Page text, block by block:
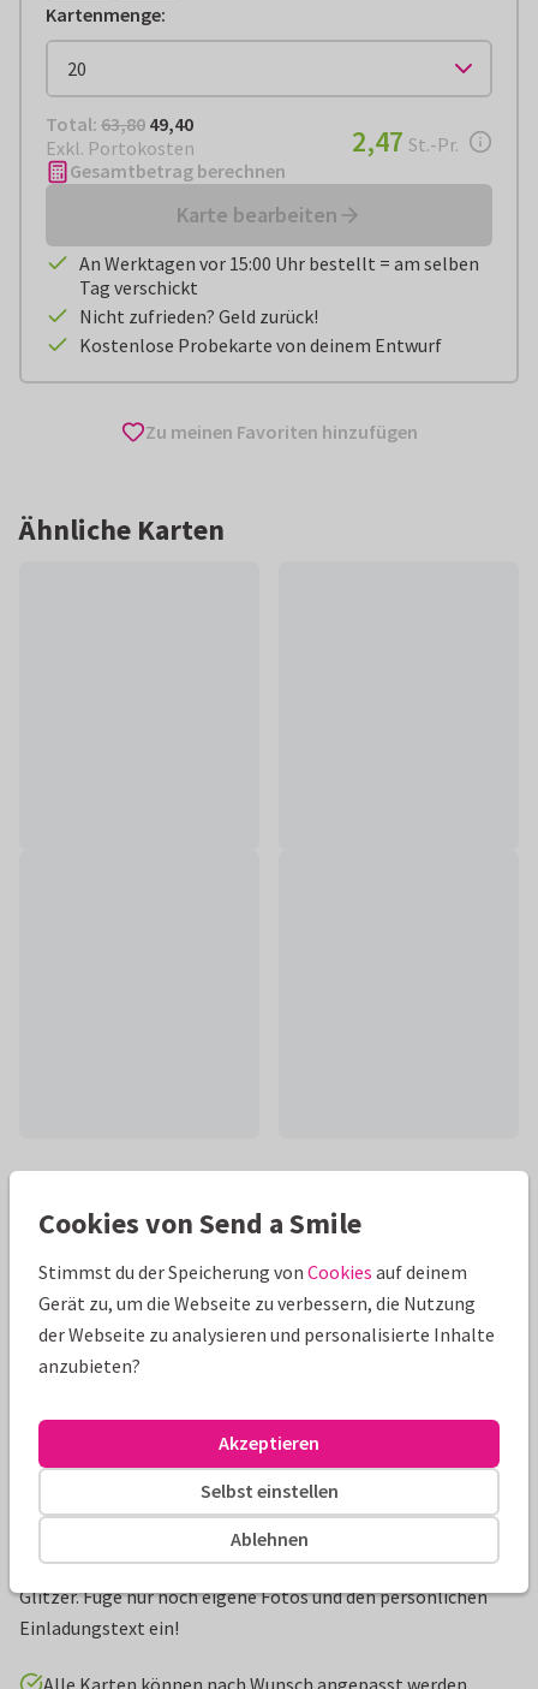
Kartenmenge:
Total: € 49,40
Total: 63,80 49,40
Exkl. Portokosten
€ 2,47pro Stück
2,47 St.-Pr.
Gesamtbetrag berechnen
Karte bearbeiten
An Werktagen vor 15:00 Uhr bestellt = am selben
Tag verschickt
Nicht zufrieden? Geld zurück!
Kostenlose Probekarte von deinem Entwurf
Zu meinen Favoriten hinzufügen
Ähnliche Karten
Produktinformation
Einladungskarte zur diamantenen Hochzeit mit Fotos und
Glitzer. Füge nur noch eigene Fotos und den persönlichen
Einladungstext ein!
Cookies von Send a Smile
Stimmst du der Speicherung von Cookies auf deinem
Gerät zu, um die Webseite zu verbessern, die Nutzung
der Webseite zu analysieren und personalisierte Inhalte
anzubieten?
Ablehnen
Selbst einstellen
Akzeptieren